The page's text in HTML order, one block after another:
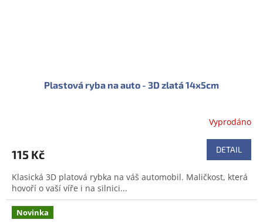
Plastová ryba na auto - 3D zlatá 14x5cm
Vyprodáno
115 Kč DETAIL
Klasická 3D platová rybka na váš automobil. Maličkost, která
hovoří o vaší víře i na silnici...
Novinka